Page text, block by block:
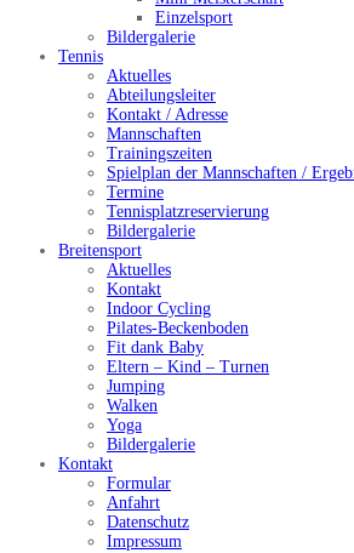
Einzelsport
Bildergalerie
Tennis
Aktuelles
Abteilungsleiter
Kontakt / Adresse
Mannschaften
Trainingszeiten
Spielplan der Mannschaften /
Termine
Tennisplatzreservierung
Bildergalerie
Breitensport
Aktuelles
Kontakt
Indoor Cycling
Pilates-Beckenboden
Fit dank Baby
Eltern – Kind – Turnen
Jumping
Walken
Yoga
Bildergalerie
Kontakt
Formular
Anfahrt
Datenschutz
Impressum